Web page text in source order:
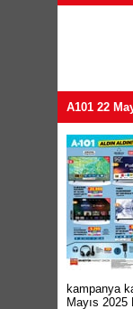
A101 22
kampanya
Mayıs